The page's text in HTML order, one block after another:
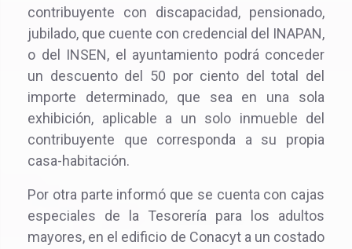
contribuyente con discapacidad, pensionado,
jubilado, que cuente con credencial del INAPAN,
o del INSEN, el ayuntamiento podrá conceder
un descuento del 50 por ciento del total del
importe determinado, que sea en una sola
exhibición, aplicable a un solo inmueble del
contribuyente que corresponda a su propia
casa-habitación.
Por otra parte informó que se cuenta con cajas
especiales de la Tesorería para los adultos
mayores, en el edificio de Conacyt a un costado